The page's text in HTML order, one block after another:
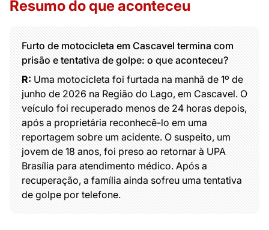
Resumo do que aconteceu
Furto de motocicleta em Cascavel termina com
prisão e tentativa de golpe: o que aconteceu?
R:Uma motocicleta foi furtada na manhã de 1º de
junho de 2026 na Região do Lago, em Cascavel. O
veículo foi recuperado menos de 24 horas depois,
após a proprietária reconhecê-lo em uma
reportagem sobre um acidente. O suspeito, um
jovem de 18 anos, foi preso ao retornar à UPA
Brasília para atendimento médico. Após a
recuperação, a família ainda sofreu uma tentativa
de golpe por telefone.